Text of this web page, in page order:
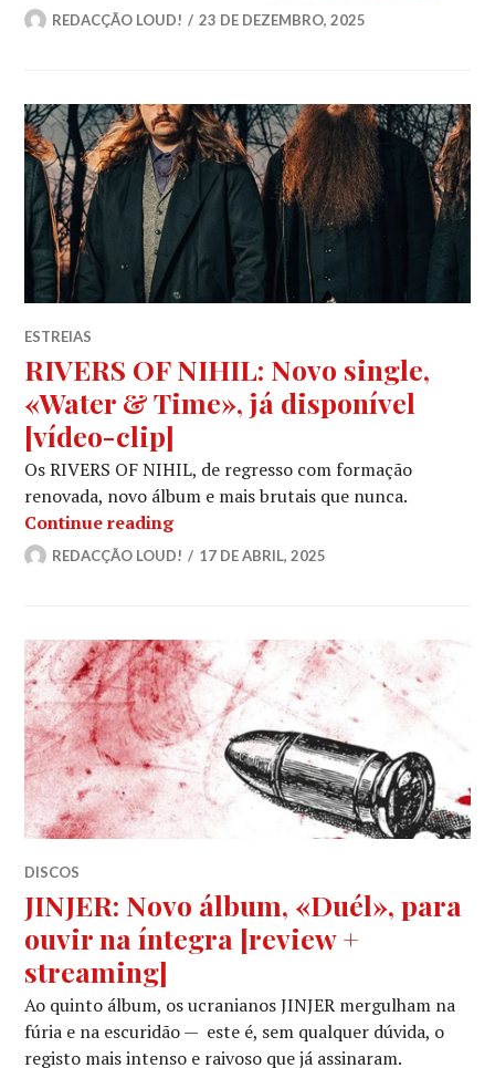
REDACÇÃO LOUD! 23 DE DEZEMBRO, 2025
ESTREIAS
RIVERS OF NIHIL: Novo single,
«Water & Time», já disponível
[vídeo-clip]
Os RIVERS OF NIHIL, de regresso com formação
renovada, novo álbum e mais brutais que nunca.
Continue readingRIVERS OF NIHIL: Novo single,
REDACÇÃO LOUD! 17 DE ABRIL, 2025
DISCOS
JINJER: Novo álbum, «Duél», para
ouvir na íntegra [review +
streaming]
Ao quinto álbum, os ucranianos JINJER mergulham na
fúria e na escuridão — este é, sem qualquer dúvida, o
registo mais intenso e raivoso que já assinaram.